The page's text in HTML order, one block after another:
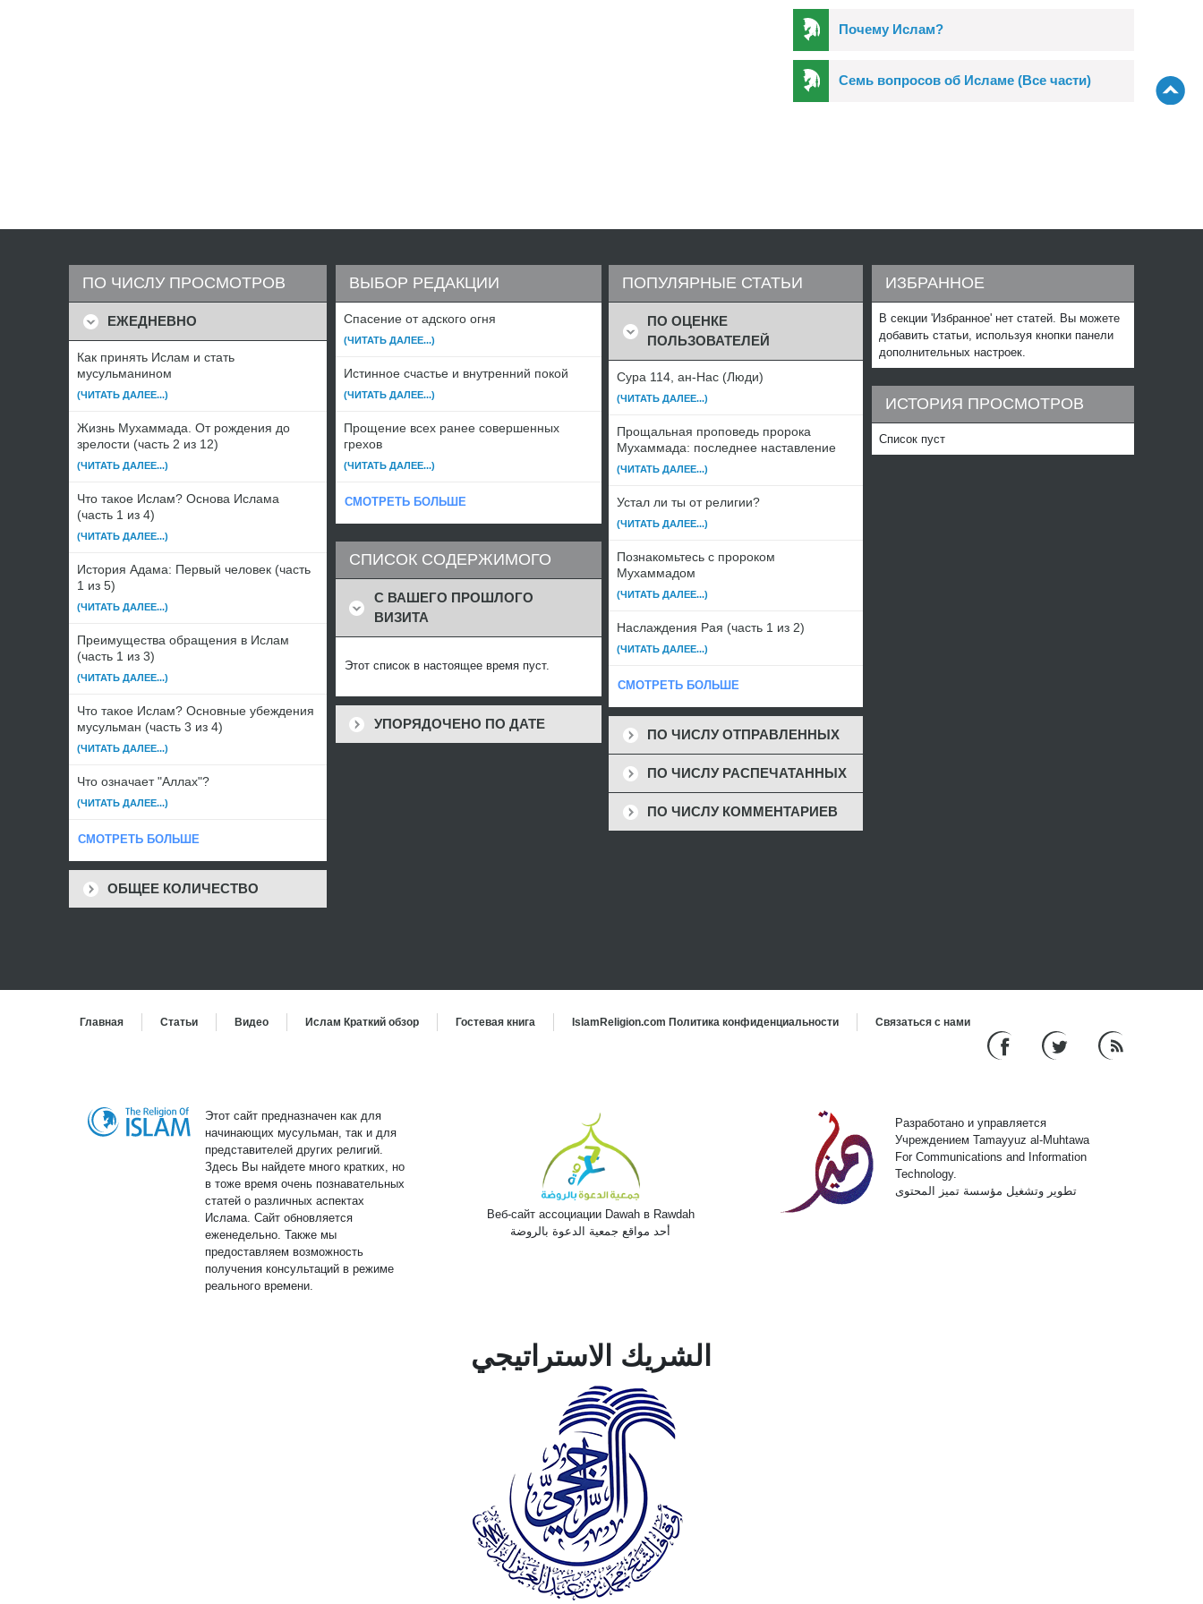
Почему Ислам?
Семь вопросов об Исламе (Все части)
ПО ЧИСЛУ ПРОСМОТРОВ
ЕЖЕДНЕВНО
Как принять Ислам и стать
мусульманином
(ЧИТАТЬ ДАЛЕЕ...)
Жизнь Мухаммада. От рождения до
зрелости (часть 2 из 12)
(ЧИТАТЬ ДАЛЕЕ...)
Что такое Ислам? Основа Ислама
(часть 1 из 4)
(ЧИТАТЬ ДАЛЕЕ...)
История Адама: Первый человек (часть
1 из 5)
(ЧИТАТЬ ДАЛЕЕ...)
Преимущества обращения в Ислам
(часть 1 из 3)
(ЧИТАТЬ ДАЛЕЕ...)
Что такое Ислам? Основные убеждения
мусульман (часть 3 из 4)
(ЧИТАТЬ ДАЛЕЕ...)
Что означает "Аллах"?
(ЧИТАТЬ ДАЛЕЕ...)
СМОТРЕТЬ БОЛЬШЕ
ОБЩЕЕ КОЛИЧЕСТВО
ВЫБОР РЕДАКЦИИ
Спасение от адского огня
(ЧИТАТЬ ДАЛЕЕ...)
Истинное счастье и внутренний покой
(ЧИТАТЬ ДАЛЕЕ...)
Прощение всех ранее совершенных
грехов
(ЧИТАТЬ ДАЛЕЕ...)
СМОТРЕТЬ БОЛЬШЕ
СПИСОК СОДЕРЖИМОГО
С ВАШЕГО ПРОШЛОГО
ВИЗИТА
Этот список в настоящее время пуст.
УПОРЯДОЧЕНО ПО ДАТЕ
ПОПУЛЯРНЫЕ СТАТЬИ
ПО ОЦЕНКЕ
ПОЛЬЗОВАТЕЛЕЙ
Сура 114, ан-Нас (Люди)
(ЧИТАТЬ ДАЛЕЕ...)
Прощальная проповедь пророка
Мухаммада: последнее наставление
(ЧИТАТЬ ДАЛЕЕ...)
Устал ли ты от религии?
(ЧИТАТЬ ДАЛЕЕ...)
Познакомьтесь с пророком
Мухаммадом
(ЧИТАТЬ ДАЛЕЕ...)
Наслаждения Рая (часть 1 из 2)
(ЧИТАТЬ ДАЛЕЕ...)
СМОТРЕТЬ БОЛЬШЕ
ПО ЧИСЛУ ОТПРАВЛЕННЫХ
ПО ЧИСЛУ РАСПЕЧАТАННЫХ
ПО ЧИСЛУ КОММЕНТАРИЕВ
ИЗБРАННОЕ
В секции 'Избранное' нет статей. Вы можете
добавить статьи, используя кнопки панели
дополнительных настроек.
ИСТОРИЯ ПРОСМОТРОВ
Список пуст
Главная Статьи Bидео Ислам Краткий обзор Гостевая книга IslamReligion.com Политика конфиденциальности Связаться с нами
Этот сайт предназначен как для
начинающих мусульман, так и для
представителей других религий.
Здесь Вы найдете много кратких, но
в тоже время очень познавательных
статей о различных аспектах
Ислама. Сайт обновляется
еженедельно. Также мы
предоставляем возможность
получения консультаций в режиме
реального времени.
Веб-сайт ассоциации Dawah в Rawdah
أحد مواقع جمعية الدعوة بالروضة
Разработано и управляется
Учреждением Tamayyuz al-Muhtawa
For Communications and Information
Technology.
تطوير وتشغيل مؤسسة تميز المحتوى
الشريك الاستراتيجي